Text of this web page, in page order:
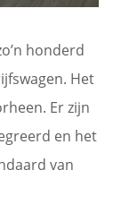
honderd
Het
Er zijn
en het
van